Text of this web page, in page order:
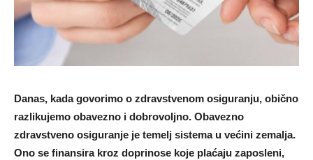
Danas, kada govorimo o zdravstvenom osiguranju, obično
razlikujemo obavezno i dobrovoljno. Obavezno
zdravstveno osiguranje je temelj sistema u većini zemalja.
Ono se finansira kroz doprinose koje plaćaju zaposleni,